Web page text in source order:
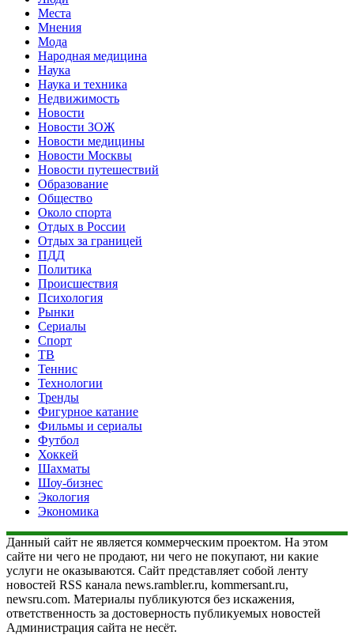
Места
Мнения
Мода
Народная медицина
Наука
Наука и техника
Недвижимость
Новости
Новости ЗОЖ
Новости медицины
Новости Москвы
Новости путешествий
Образование
Общество
Около спорта
Отдых в России
Отдых за границей
ПДД
Политика
Происшествия
Психология
Рынки
Сериалы
Спорт
ТВ
Теннис
Технологии
Тренды
Фигурное катание
Фильмы и сериалы
Футбол
Хоккей
Шахматы
Шоу-бизнес
Экология
Экономика
Данный сайт не является коммерческим проектом. На этом
сайте ни чего не продают, ни чего не покупают, ни какие
услуги не оказываются. Сайт представляет собой ленту
новостей RSS канала news.rambler.ru, kommersant.ru,
newsru.com. Материалы публикуются без искажения,
ответственность за достоверность публикуемых новостей
Администрация сайта не несёт.